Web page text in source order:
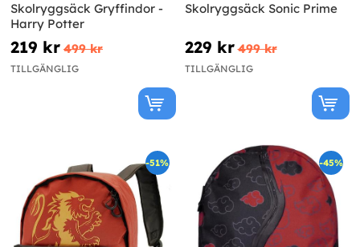
Skolryggsäck Gryffindor -
Harry Potter
219 kr 499 kr
TILLGÄNGLIG
Skolryggsäck Sonic Prime
229 kr 499 kr
TILLGÄNGLIG
-51% -45%